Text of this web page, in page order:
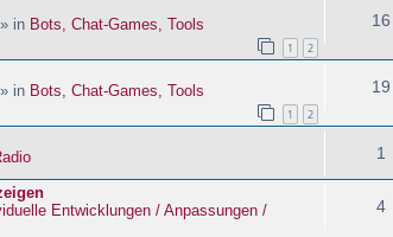
in Bots, Chat-Games, Tools
1 2
16
in Bots, Chat-Games, Tools
1 2
19
1
Entwicklungen / Anpassungen /
4